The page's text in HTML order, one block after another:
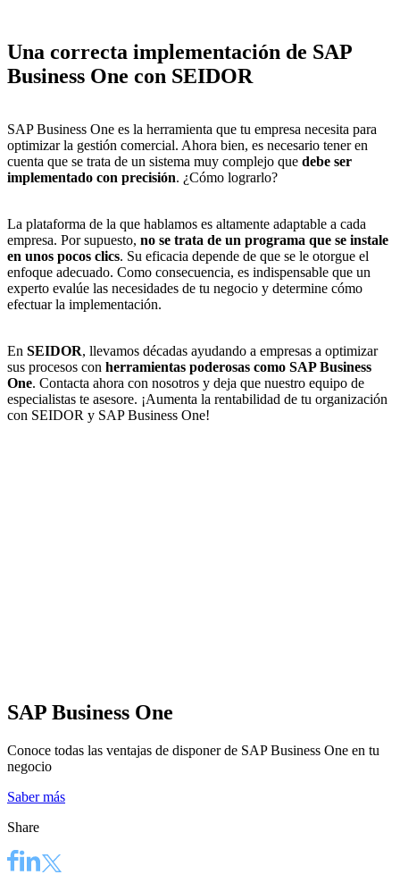
Una correcta implementación de SAP
Business One con SEIDOR
SAP Business One es la herramienta que tu empresa necesita para
optimizar la gestión comercial. Ahora bien, es necesario tener en
cuenta que se trata de un sistema muy complejo que debe ser
implementado con precisión. ¿Cómo lograrlo?
La plataforma de la que hablamos es altamente adaptable a cada
empresa. Por supuesto, no se trata de un programa que se instale
en unos pocos clics. Su eficacia depende de que se le otorgue el
enfoque adecuado. Como consecuencia, es indispensable que un
experto evalúe las necesidades de tu negocio y determine cómo
efectuar la implementación.
En SEIDOR, llevamos décadas ayudando a empresas a optimizar
sus procesos con herramientas poderosas como SAP Business
One. Contacta ahora con nosotros y deja que nuestro equipo de
especialistas te asesore. ¡Aumenta la rentabilidad de tu organización
con SEIDOR y SAP Business One!
SAP Business One
Conoce todas las ventajas de disponer de SAP Business One en tu
negocio
Saber más
Share